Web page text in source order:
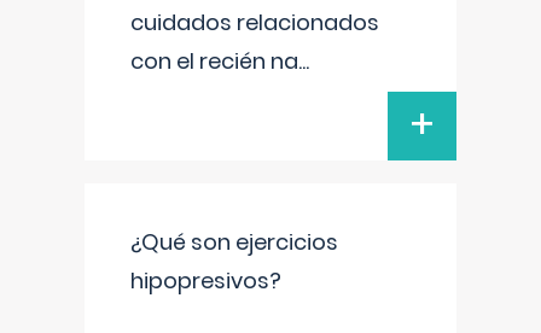
cuidados relacionados
con el recién na...
+
¿Qué son ejercicios
hipopresivos?